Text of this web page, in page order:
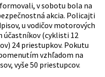
v sobotu bola na
akcia. Policajti
u vodičov motorových
účastníkov (cyklisti 12
24 priestupkov. Pokutu
vzhľadom na
vyše 50 priestupcov.